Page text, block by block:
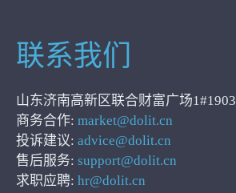
联系我们
山东济南高新区联合财富广场1#1903
商务合作: market@dolit.cn
投诉建议: advice@dolit.cn
售后服务: support@dolit.cn
求职应聘: hr@dolit.cn